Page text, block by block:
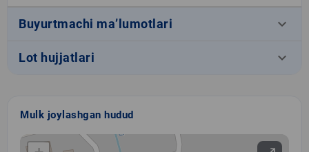
Buyurtmachi ma’lumotlari keyboard_arrow_down
Lot hujjatlari keyboard_arrow_down
Mulk joylashgan hudud